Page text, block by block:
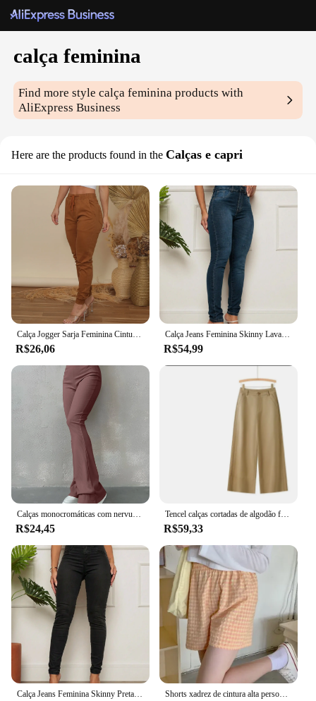
calça feminina
Find more stylecalça feminina products with
AliExpress Business
Here are the products found in the Calças e capri
Calça Jogger Sarja Feminina Cintura Alta Com Elastico
R$26,06
Calça Jeans Feminina Skinny Lavagem Escura Modelo Confortável
R$54,99
Calças monocromáticas com nervuras para mulheres, cintura alta, mostrando pernas longas, esportes com todos os jogos, calças sexy slim
R$24,45
Tencel calças cortadas de algodão feminino, larga e estreita, cintura alta, emagrecedora, casual, reta, terno solto
R$59,33
Calça Jeans Feminina Skinny Preta Modelo Confortável Shorts xadrez de cintura alta personalizados para mulheres, ajuste solto, babados, pijamas petite, calças, desgaste exterior, verão